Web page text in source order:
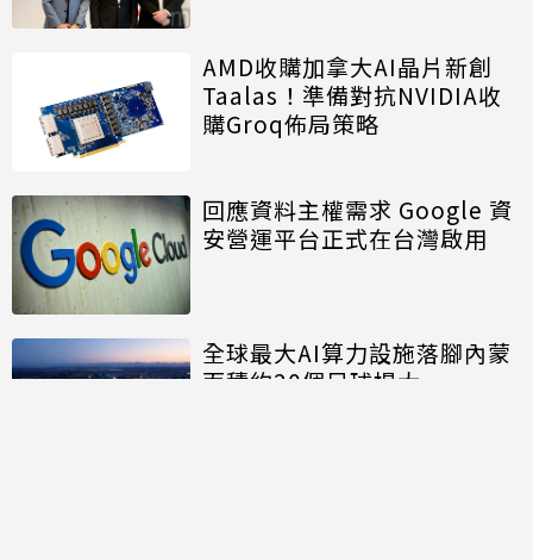
AMD收購加拿大AI晶片新創
Taalas！準備對抗NVIDIA收
購Groq佈局策略
回應資料主權需求 Google 資
安營運平台正式在台灣啟用
全球最大AI算力設施落腳內蒙
面積約20個足球場大